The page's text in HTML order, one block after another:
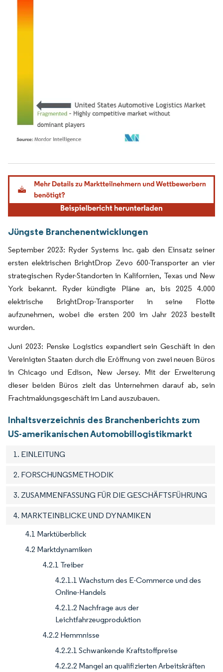
Bild © Mordor Intelligence. Wiederverwendung erfordert Namensnennung gemäß
Jüngste Branchenentwicklungen
September 2023: Ryder Systems Inc. gab den Einsatz seiner
ersten elektrischen BrightDrop Zevo 600-Transporter an vier
strategischen Ryder-Standorten in Kalifornien, Texas und New
York bekannt. Ryder kündigte Pläne an, bis 2025 4.000
elektrische BrightDrop-Transporter in seine Flotte
aufzunehmen, wobei die ersten 200 im Jahr 2023 bestellt
wurden.
Juni 2023: Penske Logistics expandiert sein Geschäft in den
Vereinigten Staaten durch die Eröffnung von zwei neuen Büros
in Chicago und Edison, New Jersey. Mit der Erweiterung
dieser beiden Büros zielt das Unternehmen darauf ab, sein
Frachtmaklungsgeschäft im Land auszubauen.
Inhaltsverzeichnis des Branchenberichts zum
US-amerikanischen Automobillogistikmarkt
1. EINLEITUNG
2. FORSCHUNGSMETHODIK
3. ZUSAMMENFASSUNG FÜR DIE GESCHÄFTSFÜHRUNG
4. MARKTEINBLICKE UND DYNAMIKEN
4.1 Marktüberblick
4.2 Marktdynamiken
4.2.1 Treiber
4.2.1.1 Wachstum des E-Commerce und des
Online-Handels
4.2.1.2 Nachfrage aus der
Leichtfahrzeugproduktion
4.2.2 Hemmnisse
4.2.2.1 Schwankende Kraftstoffpreise
4.2.2.2 Mangel an qualifizierten Arbeitskräften